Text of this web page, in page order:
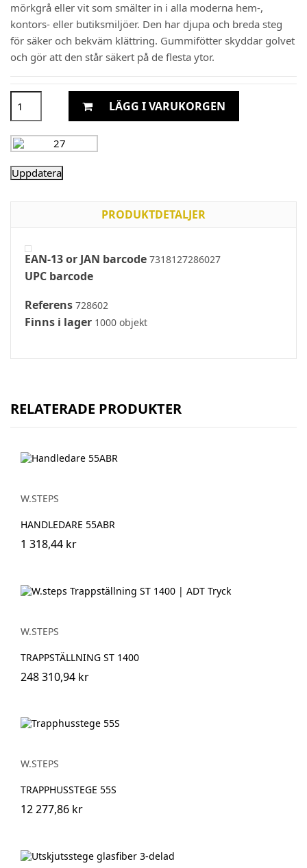
mörkgrå eller vit som smälter in i alla moderna hem-,
kontors- eller butiksmiljöer. Den har djupa och breda steg
för säker och bekväm klättring. Gummifötter skyddar golvet
och gör att den står säkert på de flesta ytor.
LÄGG I VARUKORGEN
PRODUKTDETALJER
EAN-13 or JAN barcode 7318127286027
UPC barcode
Referens 728602
Finns i lager 1000 objekt
RELATERADE PRODUKTER
W.STEPS
HANDLEDARE 55ABR
1 318,44 kr
W.STEPS
TRAPPSTÄLLNING ST 1400
248 310,94 kr
W.STEPS
TRAPPHUSSTEGE 55S
12 277,86 kr